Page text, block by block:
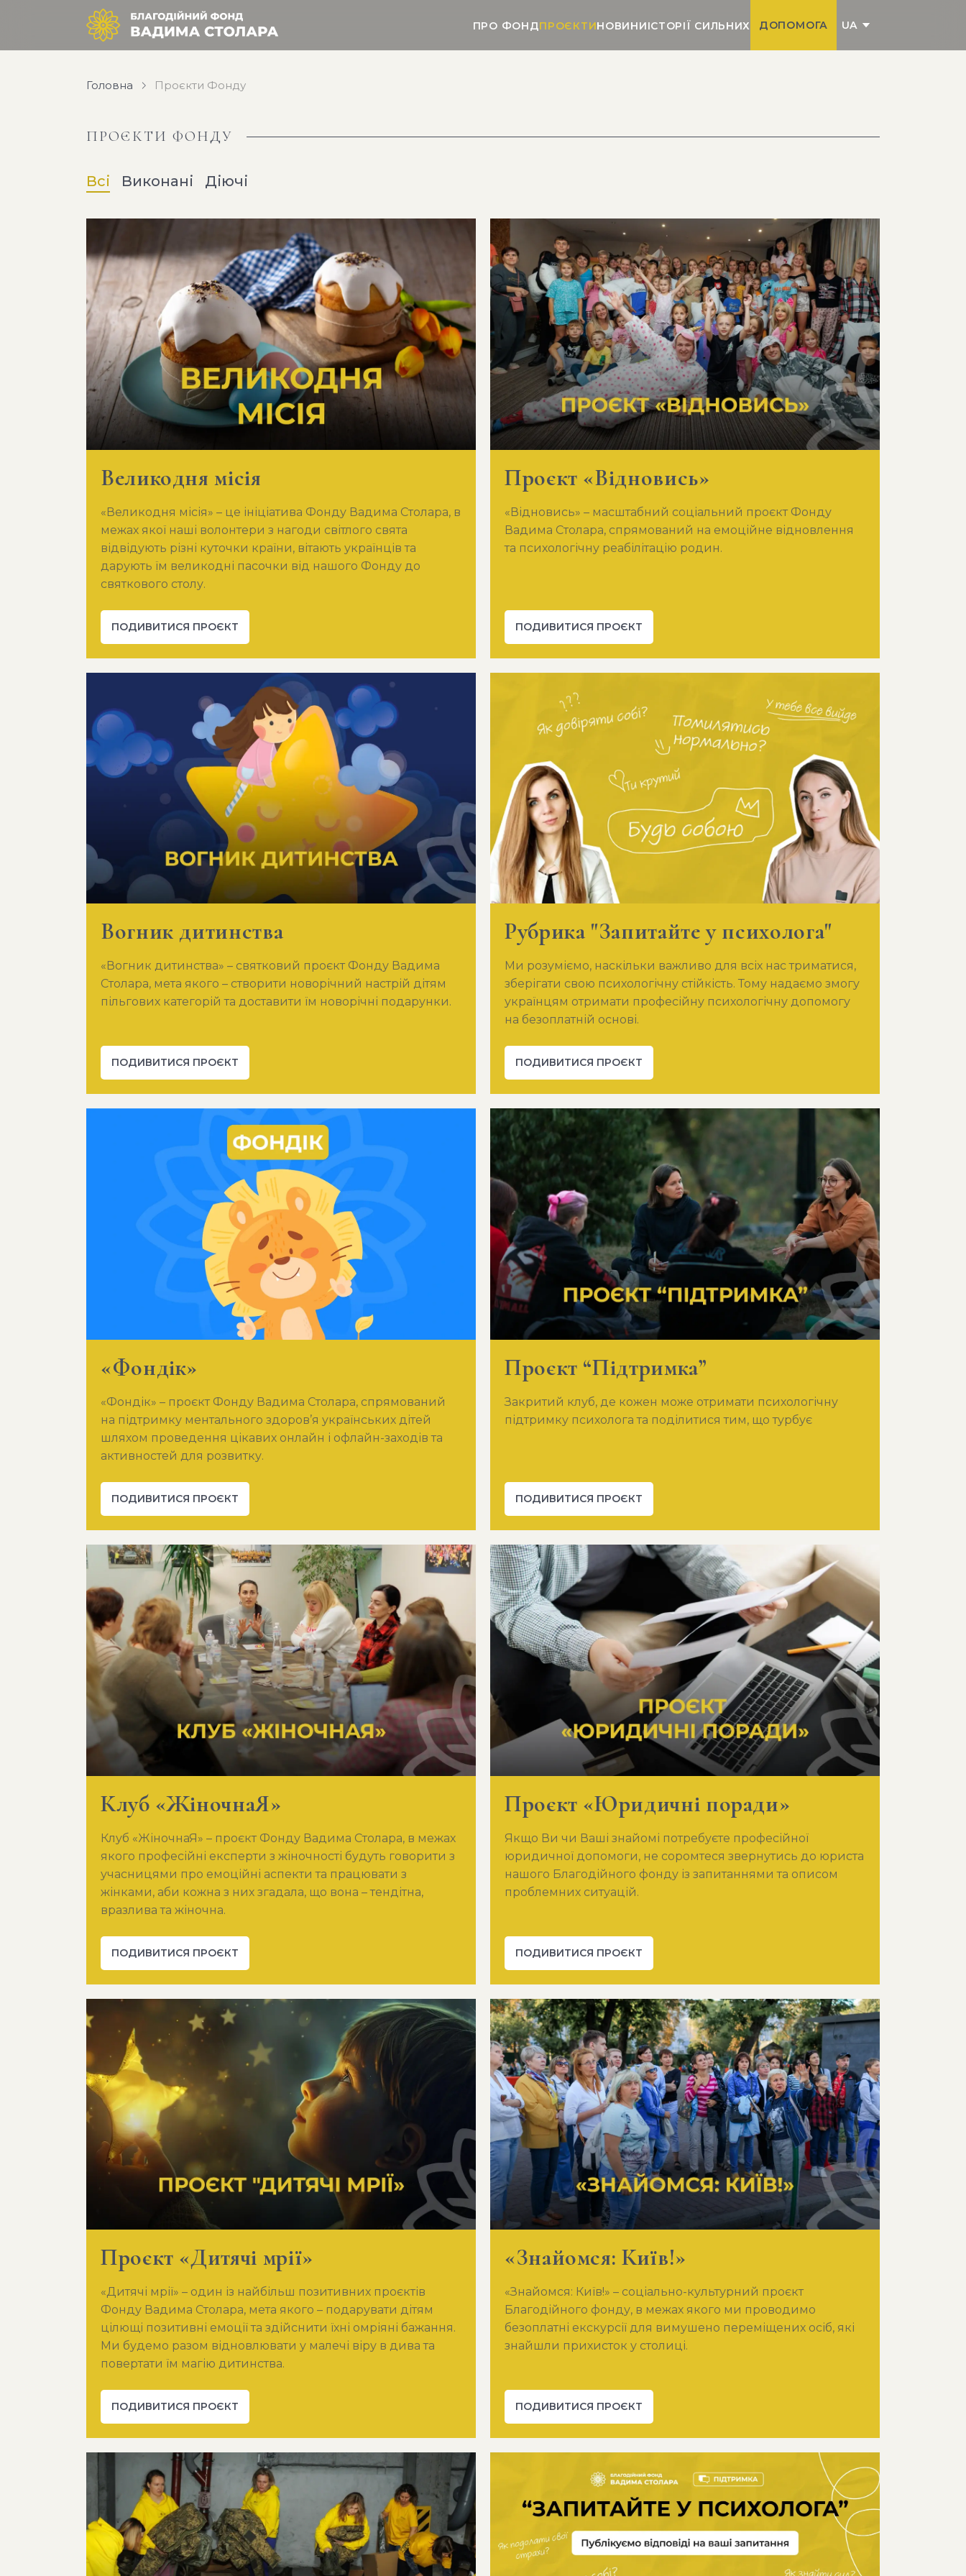
ПРО ФОНДПРОЄКТИНОВИНИІСТОРІЇ СИЛЬНИХ ДОПОМОГА UA
Головна Проєкти Фонду
ПРОЄКТИ ФОНДУ
Всі Виконані Діючі
Великодня місія
«Великодня місія» – це ініціатива Фонду Вадима Столара, в
межах якої наші волонтери з нагоди світлого свята
відвідують різні куточки країни, вітають українців та
дарують їм великодні пасочки від нашого Фонду до
святкового столу.
ПОДИВИТИСЯ ПРОЄКТ
Проєкт «Відновись»
«Відновись» – масштабний соціальний проєкт Фонду
Вадима Столара, спрямований на емоційне відновлення
та психологічну реабілітацію родин.
ПОДИВИТИСЯ ПРОЄКТ
Вогник дитинства
«Вогник дитинства» – святковий проєкт Фонду Вадима
Столара, мета якого – створити новорічний настрій дітям
пільгових категорій та доставити їм новорічні подарунки.
ПОДИВИТИСЯ ПРОЄКТ
Рубрика "Запитайте у психолога"
Ми розуміємо, наскільки важливо для всіх нас триматися,
зберігати свою психологічну стійкість. Тому надаємо змогу
українцям отримати професійну психологічну допомогу
на безоплатній основі.
ПОДИВИТИСЯ ПРОЄКТ
«Фондік»
«Фондік» – проєкт Фонду Вадима Столара, спрямований
на підтримку ментального здоров’я українських дітей
шляхом проведення цікавих онлайн і офлайн-заходів та
активностей для розвитку.
ПОДИВИТИСЯ ПРОЄКТ
Проєкт “Підтримка”
Закритий клуб, де кожен може отримати психологічну
підтримку психолога та поділитися тим, що турбує
ПОДИВИТИСЯ ПРОЄКТ
Клуб «ЖіночнаЯ»
Клуб «ЖіночнаЯ» – проєкт Фонду Вадима Столара, в межах
якого професійні експерти з жіночності будуть говорити з
учасницями про емоційні аспекти та працювати з
жінками, аби кожна з них згадала, що вона – тендітна,
вразлива та жіночна.
ПОДИВИТИСЯ ПРОЄКТ
Проєкт «Юридичні поради»
Якщо Ви чи Ваші знайомі потребуєте професійної
юридичної допомоги, не соромтеся звернутись до юриста
нашого Благодійного фонду із запитаннями та описом
проблемних ситуацій.
ПОДИВИТИСЯ ПРОЄКТ
Проєкт «Дитячі мрії»
«Дитячі мрії» – один із найбільш позитивних проєктів
Фонду Вадима Столара, мета якого – подарувати дітям
цілющі позитивні емоції та здійснити їхні омріяні бажання.
Ми будемо разом відновлювати у малечі віру в дива та
повертати їм магію дитинства.
ПОДИВИТИСЯ ПРОЄКТ
«Знайомся: Київ!»
«Знайомся: Київ!» – соціально-культурний проєкт
Благодійного фонду, в межах якого ми проводимо
безоплатні екскурсії для вимушено переміщених осіб, які
знайшли прихисток у столиці.
ПОДИВИТИСЯ ПРОЄКТ